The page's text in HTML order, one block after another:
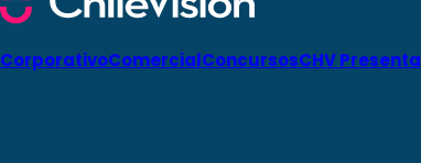
CorporativoComercialConcursosCHV Presenta